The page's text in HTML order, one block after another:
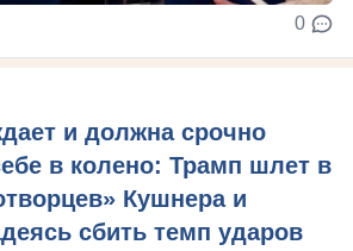
0
и должна срочно
в колено: Трамп шлет в
Кушнера и
сбить темп ударов